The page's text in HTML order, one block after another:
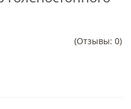
(Отзывы: 0)